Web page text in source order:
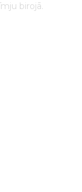
birojā.